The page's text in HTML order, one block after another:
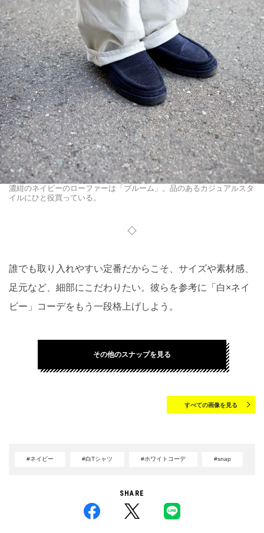
濃紺のネイビーのローファーは「ブルーム」。品のあるカジュアルスタ
イルにひと役買っている。
◇
誰でも取り入れやすい定番だからこそ、サイズや素材感、
足元など、細部にこだわりたい。彼らを参考に「白×ネイ
ビー」コーデをもう一段格上げしよう。
その他のスナップを見る
すべての画像を見る
#ネイビー #白Tシャツ #ホワイトコーデ #snap
SHARE